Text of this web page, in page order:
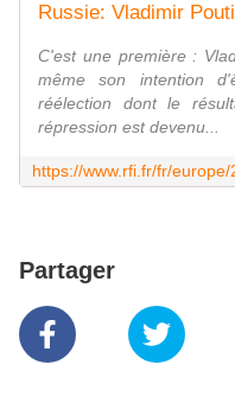
C'est une première :
même son intention
réélection dont le
répression est devenu...
Partager